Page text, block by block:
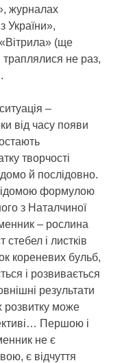
журналах
України»,
(ще
не раз,
–
від часу появи
творчості
й послідовно.
формулою
з Наталчиної
– рослина
стебел і листків
кореневих бульб,
і розвивається
результати
розвитку може
Першою і
не є
є відчуття